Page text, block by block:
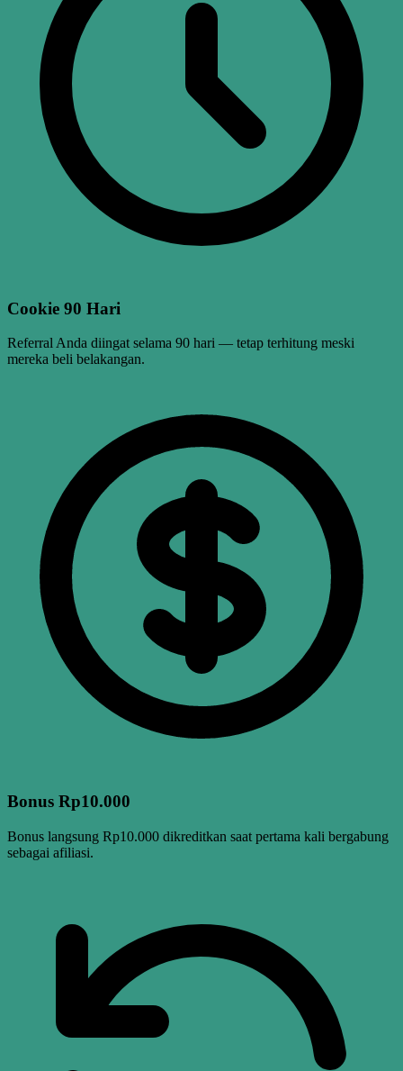
Cookie 90 Hari
Referral Anda diingat selama 90 hari — tetap terhitung meski
mereka beli belakangan.
Bonus Rp10.000
Bonus langsung Rp10.000 dikreditkan saat pertama kali bergabung
sebagai afiliasi.